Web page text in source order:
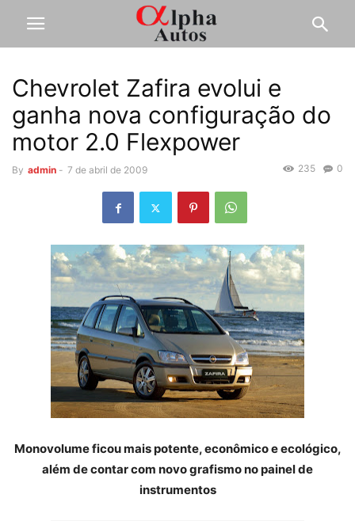
Chevrolet Zafira evolui e
ganha nova configuração do
motor 2.0 Flexpower
By admin - 7 de abril de 2009 0
235
Monovolume ficou mais potente, econômico e ecológico,
além de contar com novo grafismo no painel de
instrumentos